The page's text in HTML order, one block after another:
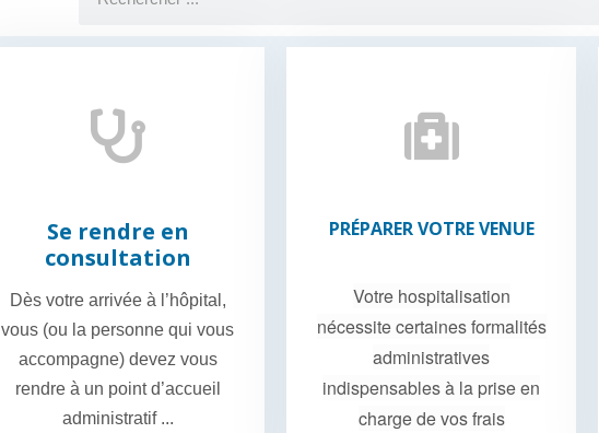
Se rendre en
consultation
Dès votre arrivée à l’hôpital,
vous (ou la personne qui vous
accompagne) devez vous
rendre à un point d’accueil
administratif ...
PRÉPARER VOTRE VENUE
Votre hospitalisation
nécessite certaines formalités
administratives
indispensables à la prise en
charge de vos frais